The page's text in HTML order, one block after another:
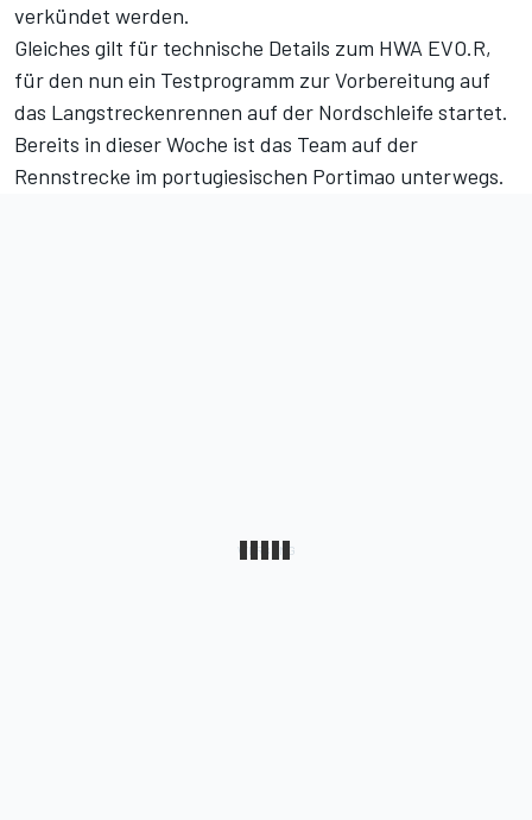
verkündet werden.
Gleiches gilt für technische Details zum HWA EVO.R,
für den nun ein Testprogramm zur Vorbereitung auf
das Langstreckenrennen auf der Nordschleife startet.
Bereits in dieser Woche ist das Team auf der
Rennstrecke im portugiesischen Portimao unterwegs.